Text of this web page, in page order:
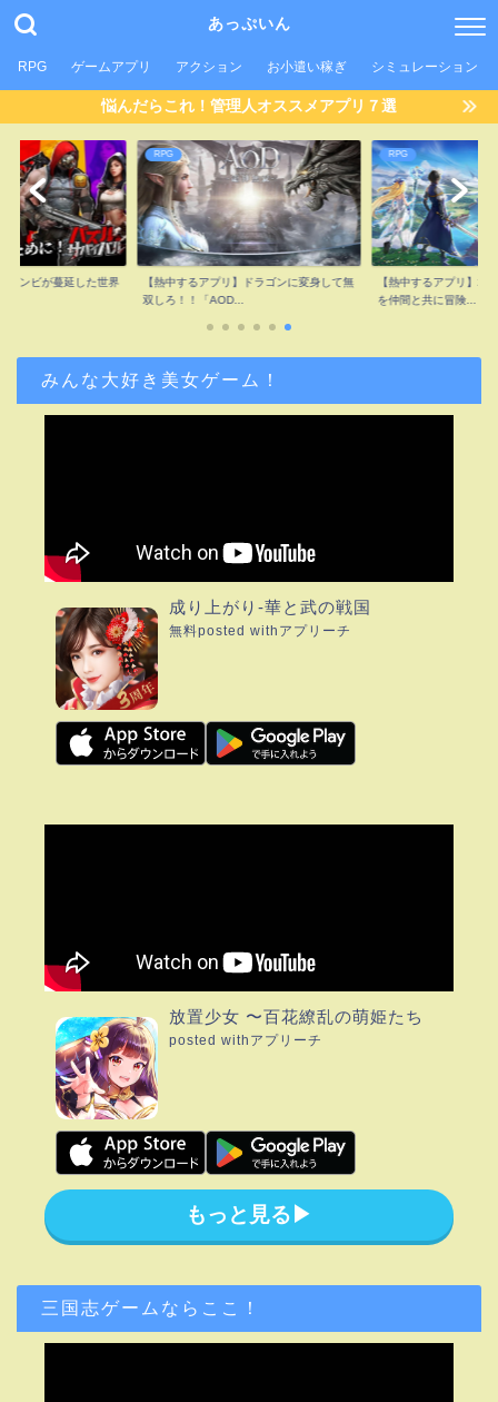
あっぷいん
RPG ゲームアプリ アクション お小遣い稼ぎ シミュレーション
悩んだらこれ！管理人オススメアプリ７選
ゾンビが蔓延した世界
RPG
【熱中するアプリ】ドラゴンに変身して無
双しろ！！「AOD...
RPG
【熱中するアプリ】
を仲間と共に冒険...
みんな大好き美女ゲーム！
成り上がり-華と武の戦国
無料posted with アプリーチ
放置少女 〜百花繚乱の萌姫たち
posted with アプリーチ
もっと見る▶︎
三国志ゲームならここ！